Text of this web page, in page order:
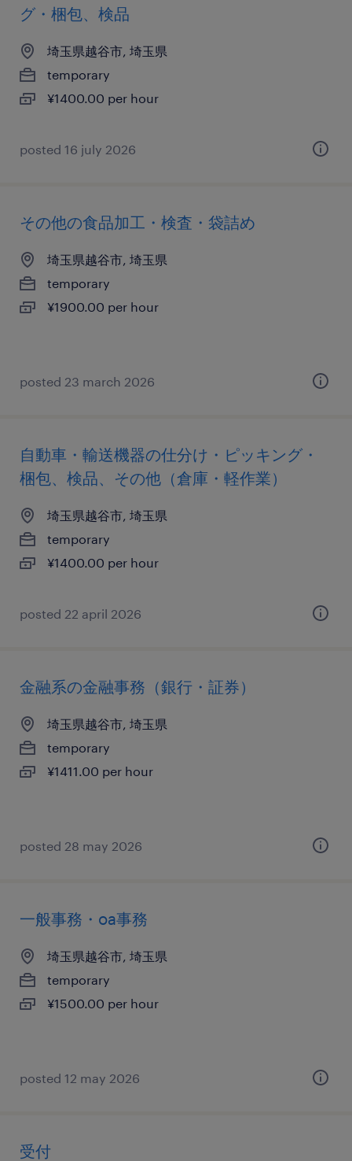
グ・梱包、検品
埼玉県越谷市, 埼玉県
temporary
¥1400.00 per hour
posted 16 july 2026
その他の食品加工・検査・袋詰め
埼玉県越谷市, 埼玉県
temporary
¥1900.00 per hour
posted 23 march 2026
自動車・輸送機器の仕分け・ピッキング・
梱包、検品、その他（倉庫・軽作業）
埼玉県越谷市, 埼玉県
temporary
¥1400.00 per hour
posted 22 april 2026
金融系の金融事務（銀行・証券）
埼玉県越谷市, 埼玉県
temporary
¥1411.00 per hour
posted 28 may 2026
一般事務・oa事務
埼玉県越谷市, 埼玉県
temporary
¥1500.00 per hour
posted 12 may 2026
受付